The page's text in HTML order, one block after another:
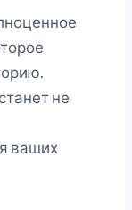
не
ваших